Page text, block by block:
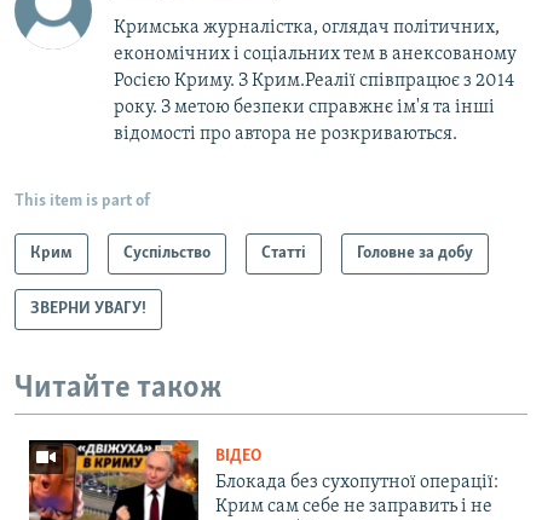
Кримська журналістка, оглядач політичних,
економічних і соціальних тем в анексованому
Росією Криму. З Крим.Реалії співпрацює з 2014
року. З метою безпеки справжнє ім'я та інші
відомості про автора не розкриваються.
This item is part of
Крим Суспільство Статті Головне за добу
ЗВЕРНИ УВАГУ!
Читайте також
ВІДЕО
Блокада без сухопутної операції:
Крим сам себе не заправить і не